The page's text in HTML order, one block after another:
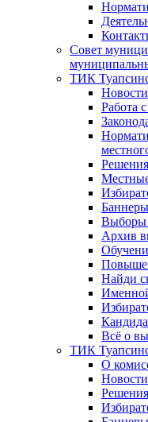
Совет
ТИК
Новости
Работа
Решения
Выборы
Архив
Найди
Всё о
ТИК
О
Новости
Решения